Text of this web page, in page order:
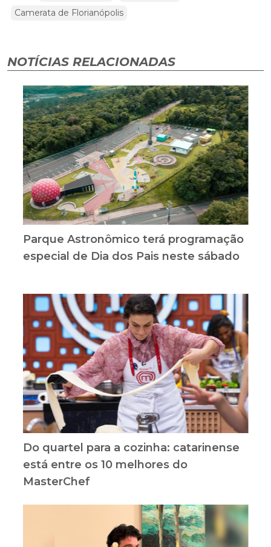
Camerata de Florianópolis
NOTÍCIAS RELACIONADAS
Parque Astronômico terá programação
especial de Dia dos Pais neste sábado
Do quartel para a cozinha: catarinense
está entre os 10 melhores do
MasterChef